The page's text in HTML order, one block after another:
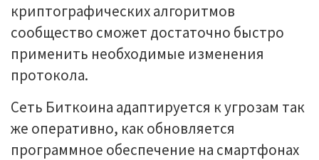
криптографических алгоритмов
сообщество сможет достаточно быстро
применить необходимые изменения
протокола.
Сеть Биткоина адаптируется к угрозам так
же оперативно, как обновляется
программное обеспечение на смартфонах